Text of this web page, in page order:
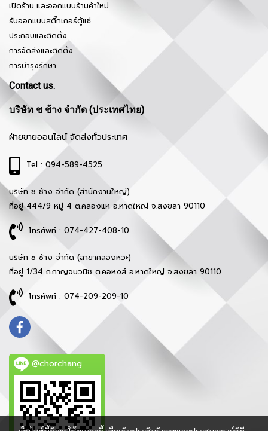
เปิดร้าน และออกแบบร้านค้าใหม่
รับออกแบบสติ๊กเกอร์ตู้แช่
ประกอบและติดตั้ง
การจัดส่งและติดตั้ง
การบำรุงรักษา
Contact us.
บริษัท ช ช้าง จำกัด (ประเทศไทย)
ฝ่ายขายออนไลน์ จัดส่งทั่วประเทศ
Tel : 094-589-4525
บริษัท ช ช้าง จำกัด (สำนักงานใหญ่)
ที่อยู่ 444/9 หมู่ 4 ต.คลองแห อ.หาดใหญ่ จ.สงขลา 90110
โทรศัพท์ : 074-427-408-10
บริษัท ช ช้าง จำกัด (สาขาคลองหวะ)
ที่อยู่ 1/34 ถ.กาญจนวนิช ต.คอหงส์ อ.หาดใหญ่ จ.สงขลา 90110
โทรศัพท์ : 074-209-209-10
@chorchang